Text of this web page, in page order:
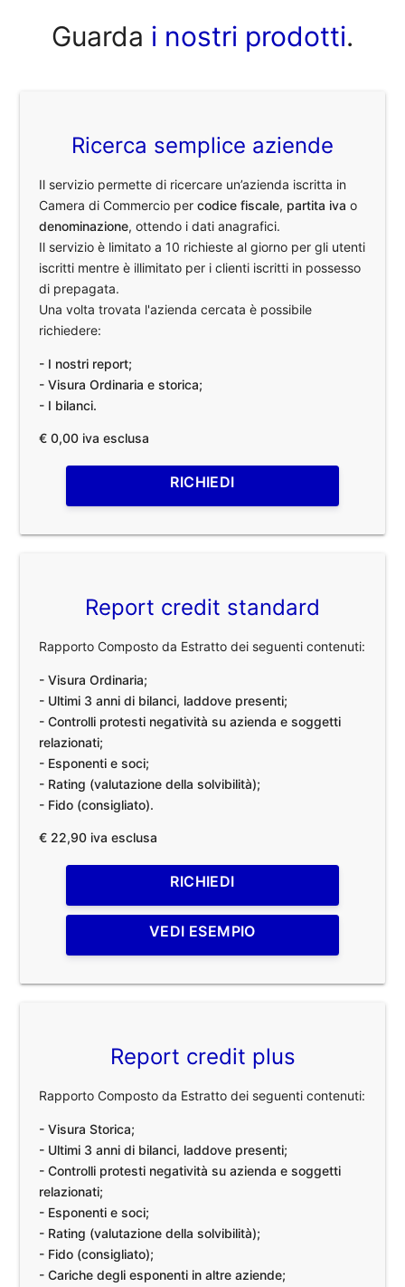
Guarda i nostri prodotti.
Ricerca semplice aziende
Il servizio permette di ricercare un’azienda iscritta in
Camera di Commercio percodice fiscale, partita iva o
denominazione, ottendo i dati anagrafici.
Il servizio è limitato a 10 richieste al giorno per gli utenti
iscritti mentre è illimitato per i clienti iscritti in possesso
di prepagata.
Una volta trovata l'azienda cercata è possibile
richiedere:
- I nostri report;
- Visura Ordinaria e storica;
- I bilanci.
€ 0,00 iva esclusa
RICHIEDI
Report credit standard
Rapporto Composto da Estratto dei seguenti contenuti:
- Visura Ordinaria;
- Ultimi 3 anni di bilanci, laddove presenti;
- Controlli protesti negatività su azienda e soggetti
relazionati;
- Esponenti e soci;
- Rating (valutazione della solvibilità);
- Fido (consigliato).
€ 22,90 iva esclusa
RICHIEDI
VEDI ESEMPIO
Report credit plus
Rapporto Composto da Estratto dei seguenti contenuti:
- Visura Storica;
- Ultimi 3 anni di bilanci, laddove presenti;
- Controlli protesti negatività su azienda e soggetti
relazionati;
- Esponenti e soci;
- Rating (valutazione della solvibilità);
- Fido (consigliato);
- Cariche degli esponenti in altre aziende;